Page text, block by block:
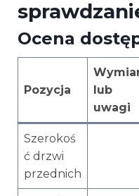
Ocena
Pozycja
lub
uwagi
Szerokoś
ć drzwi
przednich